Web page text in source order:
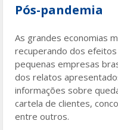
Pós-pandemia
As grandes economias
recuperando dos
pequenas empresas
dos relatos
informações sobre
cartela de clientes,
entre outros.